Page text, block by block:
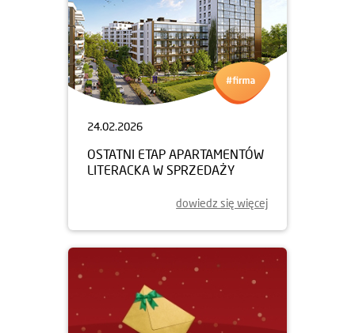
24.02.2026
OSTATNI ETAP APARTAMENTÓW
LITERACKA W SPRZEDAŻY
dowiedz się więcej